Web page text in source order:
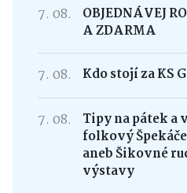
7. 08.
OBJEDNÁVEJ
A ZDARMA
7. 08. Kdo stojí za KS
7. 08.
Tipy na pátek
folkový
aneb Šikovné
výstavy